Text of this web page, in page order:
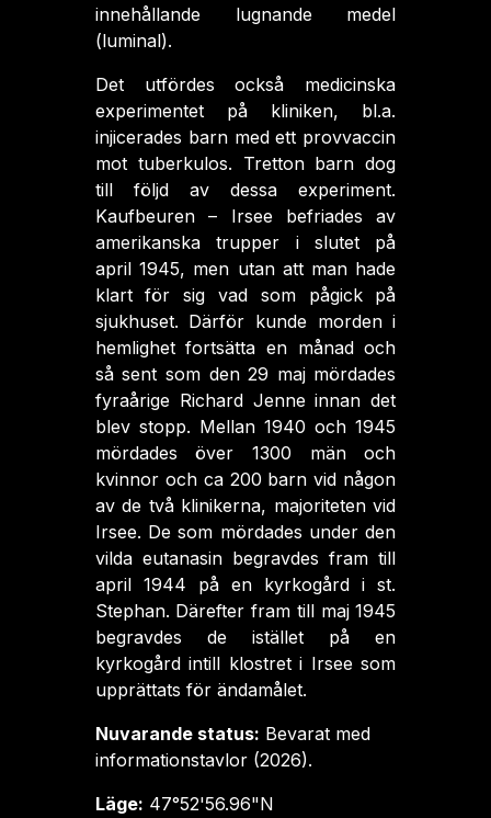
innehållande lugnande medel
(luminal).
Det utfördes också medicinska
experimentet på kliniken, bl.a.
injicerades barn med ett provvaccin
mot tuberkulos. Tretton barn dog
till följd av dessa experiment.
Kaufbeuren – Irsee befriades av
amerikanska trupper i slutet på
april 1945, men utan att man hade
klart för sig vad som pågick på
sjukhuset. Därför kunde morden i
hemlighet fortsätta en månad och
så sent som den 29 maj mördades
fyraårige Richard Jenne innan det
blev stopp. Mellan 1940 och 1945
mördades över 1300 män och
kvinnor och ca 200 barn vid någon
av de två klinikerna, majoriteten vid
Irsee. De som mördades under den
vilda eutanasin begravdes fram till
april 1944 på en kyrkogård i st.
Stephan. Därefter fram till maj 1945
begravdes de istället på en
kyrkogård intill klostret i Irsee som
upprättats för ändamålet.
Nuvarande status: Bevarat med
informationstavlor (2026).
Läge: 47°52'56.96"N